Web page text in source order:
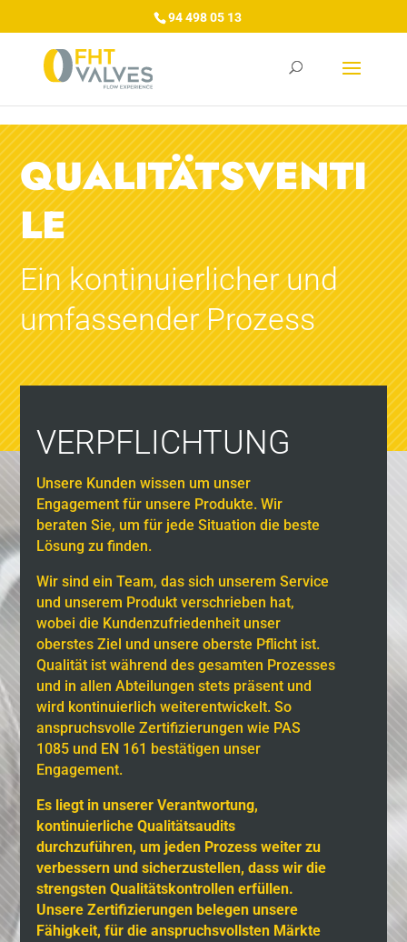
/*/Tag Manager/*/ /*/Google Ads/*/
94 498 05 13
QUALITÄTSVENTI
LE
Ein kontinuierlicher und
umfassender Prozess
VERPFLICHTUNG
Unsere Kunden wissen um unser
Engagement für unsere Produkte. Wir
beraten Sie, um für jede Situation die beste
Lösung zu finden.
Wir sind ein Team, das sich unserem Service
und unserem Produkt verschrieben hat,
wobei die Kundenzufriedenheit unser
oberstes Ziel und unsere oberste Pflicht ist.
Qualität ist während des gesamten Prozesses
und in allen Abteilungen stets präsent und
wird kontinuierlich weiterentwickelt. So
anspruchsvolle Zertifizierungen wie PAS
1085 und EN 161 bestätigen unser
Engagement.
Es liegt in unserer Verantwortung,
kontinuierliche Qualitätsaudits
durchzuführen, um jeden Prozess weiter zu
verbessern und sicherzustellen, dass wir die
strengsten Qualitätskontrollen erfüllen.
Unsere Zertifizierungen belegen unsere
Fähigkeit, für die anspruchsvollsten Märkte